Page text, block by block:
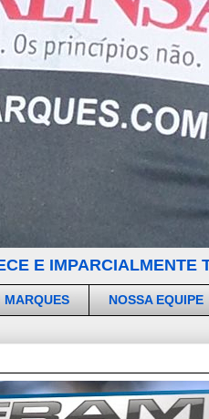
E IMPARCIALMENTE
MARQUES NOSSA EQUIPE